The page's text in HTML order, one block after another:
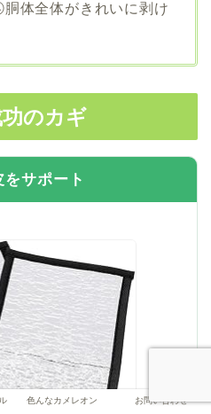
体全体がきれいに剥け
のカギ
サポート
色んなカメレオン お問い合わせ